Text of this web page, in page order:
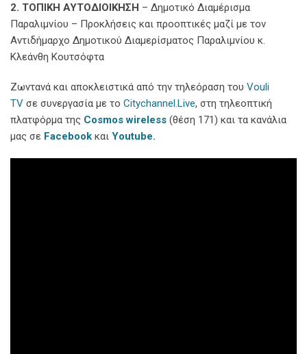
2. ΤΟΠΙΚΗ ΑΥΤΟΔΙΟΙΚΗΣΗ – Δημοτικό Διαμέρισμα
Παραλιμνίου – Προκλήσεις και προοπτικές μαζί με τον
Αντιδήμαρχο Δημοτικού Διαμερίσματος Παραλιμνίου κ.
Κλεάνθη Κουτσόφτα
Ζωντανά και αποκλειστικά από την τηλεόραση του Vouli
TV σε συνεργασία με το Citychannel.Live, στη τηλεοπτική
πλατφόρμα της Cosmos wireless (θέση 171) και τα κανάλια
μας σε Facebook και Youtube.